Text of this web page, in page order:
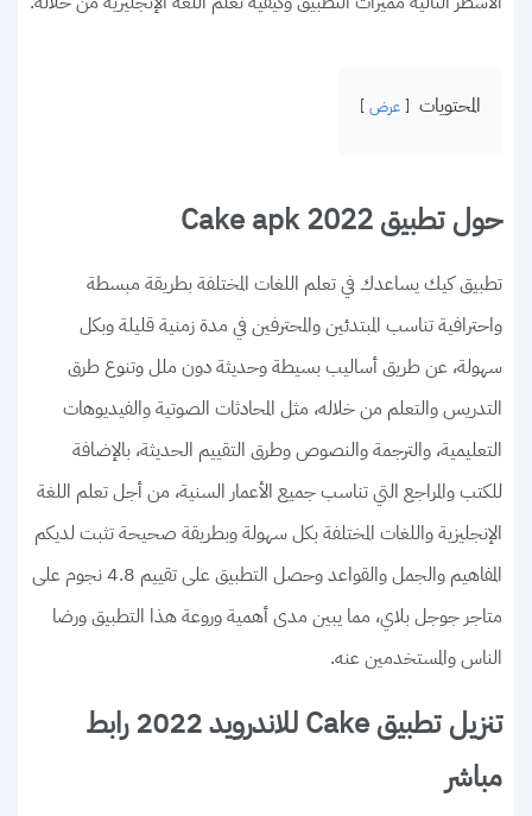
المحتويات عرض
حول تطبيق Cake apk 2022
تطبيق كيك يساعدك في تعلم اللغات المختلفة بطريقة مبسطة
واحترافية تناسب المبتدئين والمحترفين في مدة زمنية قليلة وبكل
سهولة، عن طريق أساليب بسيطة وحديثة دون ملل وتنوع طرق
التدريس والتعلم من خلاله، مثل المحادثات الصوتية والفيديوهات
التعليمية، والترجمة والنصوص وطرق التقييم الحديثة، بالإضافة
للكتب والمراجع التي تناسب جميع الأعمار السنية، من أجل تعلم اللغة
الإنجليزية واللغات المختلفة بكل سهولة وبطريقة صحيحة تثبت لديكم
المفاهيم والجمل والقواعد وحصل التطبيق على تقييم 4.8 نجوم على
متاجر جوجل بلاي، مما يبين مدى أهمية وروعة هذا التطبيق ورضا
الناس والمستخدمين عنه.
تنزيل تطبيق Cake للاندرويد 2022 رابط
مباشر